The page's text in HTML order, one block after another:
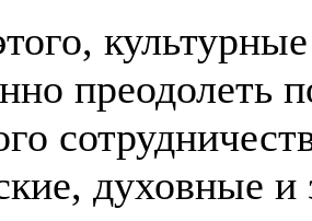
преодолеть
духовные и